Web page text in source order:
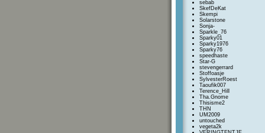
sebab
SkefDeKat
Skempi
Solarstone
Sonja-
Sparkle_76
Sparky01
Sparky1976
Sparky76
speedhaste
Star-G
stevengerrard
Stoffoasje
SylvesterRoest
Taoufik007
Terence_Hill
Tha.Gnome
Thisisme2
THN
UM2009
untouched
vegeta2k